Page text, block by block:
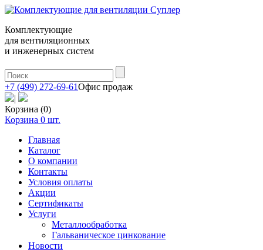
Комплектующие
для вентиляционных
и инженерных систем
+7 (499) 272-69-61Офис продаж
|
Корзина (0)
Корзина 0 шт.
Главная
Каталог
О компании
Контакты
Условия оплаты
Акции
Сертификаты
Услуги
Металлообработка
Гальваническое цинкование
Новости